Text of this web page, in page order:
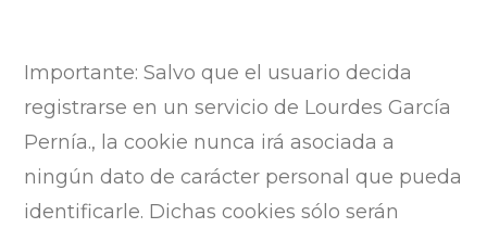
Importante: Salvo que el usuario decida
registrarse en un servicio de Lourdes García
Pernía., la cookie nunca irá asociada a
ningún dato de carácter personal que pueda
identificarle. Dichas cookies sólo serán